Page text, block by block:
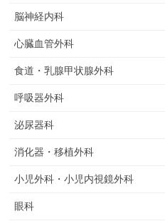
脳神経内科
心臓血管外科
食道・乳腺甲状腺外科
呼吸器外科
泌尿器科
消化器・移植外科
小児外科・小児内視鏡外科
眼科